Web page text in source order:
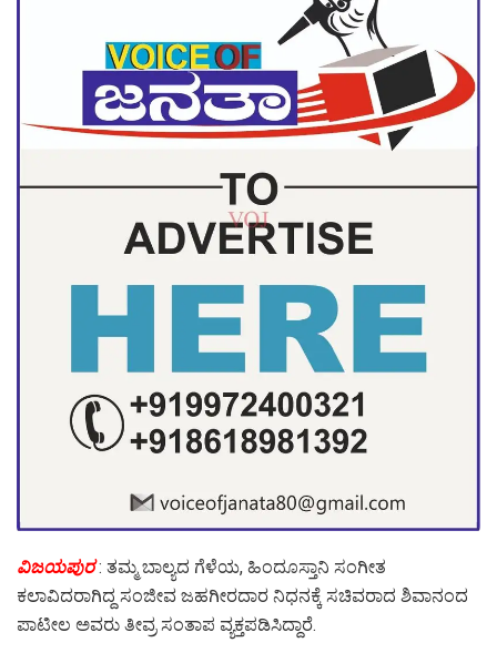
ವಿಜಯಪುರ: ತಮ್ಮ ಬಾಲ್ಯದ ಗೆಳೆಯ, ಹಿಂದೂಸ್ತಾನಿ ಸಂಗೀತ
ಕಲಾವಿದರಾಗಿದ್ದ ಸಂಜೀವ ಜಹಗೀರದಾರ ನಿಧನಕ್ಕೆ ಸಚಿವರಾದ ಶಿವಾನಂದ
ಪಾಟೀಲ ಅವರು ತೀವ್ರ ಸಂತಾಪ ವ್ಯಕ್ತಪಡಿಸಿದ್ದಾರೆ.